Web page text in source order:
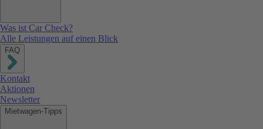
Was ist Car Check?
Alle Leistungen auf einen Blick
FAQ
Kontakt
Aktionen
Newsletter
Mietwagen-Tipps